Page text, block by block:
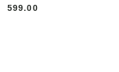
Cena:
599.00